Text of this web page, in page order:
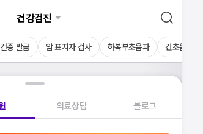
건강검진
증 발급 암 표지자 검사 하복부초음파 간초음파
의료상담 블로그